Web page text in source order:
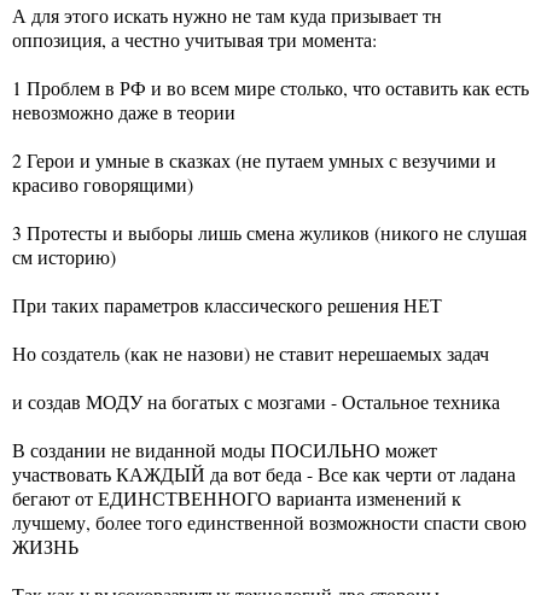
А для этого искать нужно не там куда призывает тн
оппозиция, а честно учитывая три момента:
1 Проблем в РФ и во всем мире столько, что оставить как есть
невозможно даже в теории
2 Герои и умные в сказках (не путаем умных с везучими и
красиво говорящими)
3 Протесты и выборы лишь смена жуликов (никого не слушая
см историю)
При таких параметров классического решения НЕТ
Но создатель (как не назови) не ставит нерешаемых задач
и создав МОДУ на богатых с мозгами - Остальное техника
В создании не виданной моды ПОСИЛЬНО может
участвовать КАЖДЫЙ да вот беда - Все как черти от ладана
бегают от ЕДИНСТВЕННОГО варианта изменений к
лучшему, более того единственной возможности спасти свою
ЖИЗНЬ